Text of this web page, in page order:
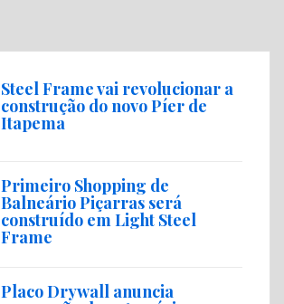
Steel Frame vai revolucionar a
construção do novo Píer de
Itapema
Primeiro Shopping de
Balneário Piçarras será
construído em Light Steel
Frame
Placo Drywall anuncia